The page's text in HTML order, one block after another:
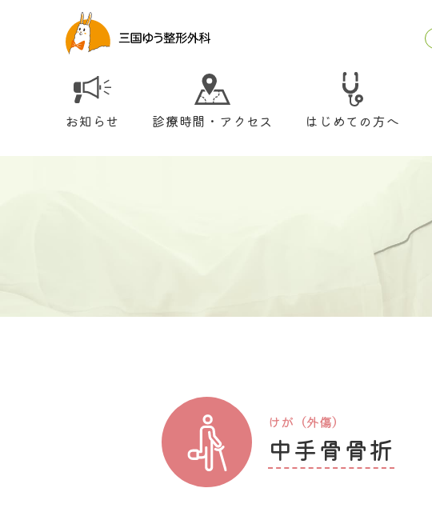
お知らせ 診療時間・アクセス はじめての方へ
けが（外傷）
中手骨骨折